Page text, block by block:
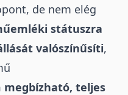
de nem elég
státuszra
valószínűsíti,
megbízható, teljes